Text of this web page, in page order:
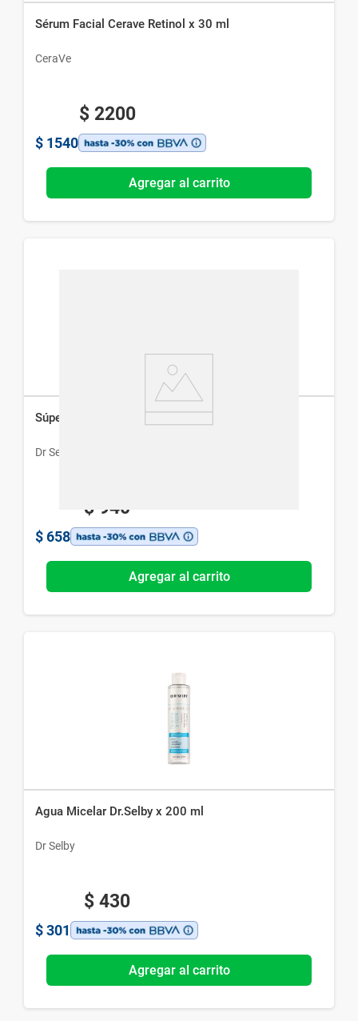
Sérum Facial Cerave Retinol x 30 ml
CeraVe
$ 2200
$ 1540
Agregar al carrito
Súper Sérum Dr.Selby Niacinamida x 30 ml
Dr Selby
$ 940
$ 658
Agregar al carrito
Agua Micelar Dr.Selby x 200 ml
Dr Selby
$ 430
$ 301
Agregar al carrito